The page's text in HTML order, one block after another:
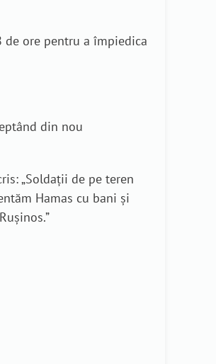
de ore pentru a împiedica
din nou
„Soldații de pe teren
Hamas cu bani și